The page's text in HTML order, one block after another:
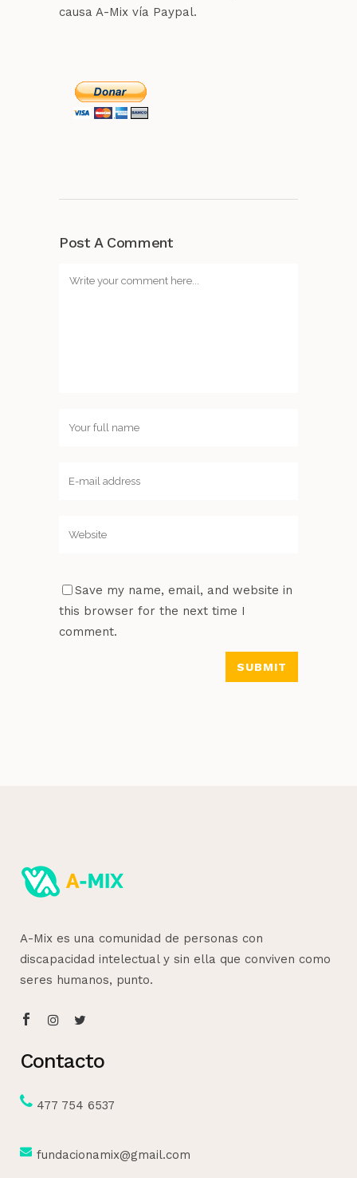
causa A-Mix vía Paypal.
Post A Comment
Save my name, email, and website in
this browser for the next time I
comment.
A-Mix es una comunidad de personas con
discapacidad intelectual y sin ella que conviven como
seres humanos, punto.
Contacto
477 754 6537
fundacionamix@gmail.com